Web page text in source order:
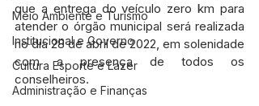
Meio Ambiente e Turismo
Institucional e Governo
Cultura Esporte e Lazer
Administração e Finanças
que a entrega do veículo zero km para
atender o órgão municipal será realizada
no dia 28 de abril de 2022, em solenidade
com a presença de todos os
conselheiros.